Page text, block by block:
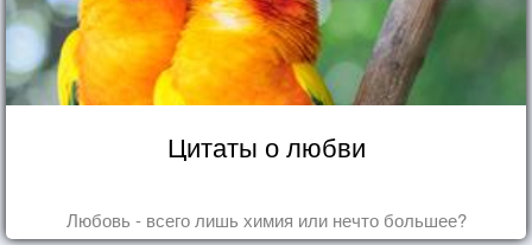
Цитаты о любви
Любовь - всего лишь химия или нечто большее?